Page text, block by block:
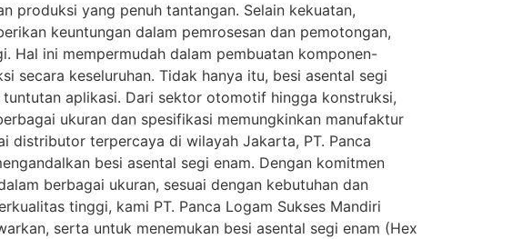
produksi yang penuh tantangan. Selain kekuatan,
keuntungan dalam pemrosesan dan pemotongan,
Hal ini mempermudah dalam pembuatan komponen-
secara keseluruhan. Tidak hanya itu, besi asental segi
aplikasi. Dari sektor otomotif hingga konstruksi,
ukuran dan spesifikasi memungkinkan manufaktur
distributor terpercaya di wilayah Jakarta, PT. Panca
besi asental segi enam. Dengan komitmen
berbagai ukuran, sesuai dengan kebutuhan dan
tinggi, kami PT. Panca Logam Sukses Mandiri
serta untuk menemukan besi asental segi enam (Hex